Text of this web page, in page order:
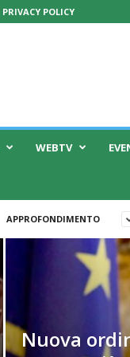
PRIVACY POLICY
WEBTV
APPROFONDIMENTO
Nuova